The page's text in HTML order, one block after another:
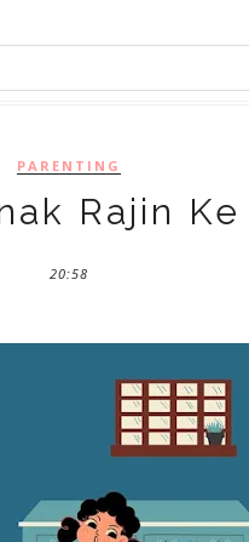
PARENTING
Rajin Ke
20:58